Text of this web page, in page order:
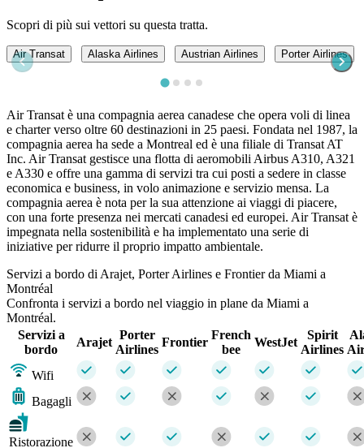
Scopri di più sui vettori su questa tratta.
Air Transat Alaska Airlines Austrian Airlines Porter Airlines
Air Transat è una compagnia aerea canadese che opera voli di linea
e charter verso oltre 60 destinazioni in 25 paesi. Fondata nel 1987, la
compagnia aerea ha sede a Montreal ed è una filiale di Transat AT
Inc. Air Transat gestisce una flotta di aeromobili Airbus A310, A321
e A330 e offre una gamma di servizi tra cui posti a sedere in classe
economica e business, in volo animazione e servizio mensa. La
compagnia aerea è nota per la sua attenzione ai viaggi di piacere,
con una forte presenza nei mercati canadesi ed europei. Air Transat è
impegnata nella sostenibilità e ha implementato una serie di
iniziative per ridurre il proprio impatto ambientale.
Servizi a bordo di Arajet, Porter Airlines e Frontier da Miami a
Montréal
Confronta i servizi a bordo nel viaggio in plane da Miami a
Montréal.
Servizi a
bordo
Arajet
Porter
Airlines
Frontier
French
bee
WestJet
Spirit
Airlines
Wifi
Bagagli
Ristorazione